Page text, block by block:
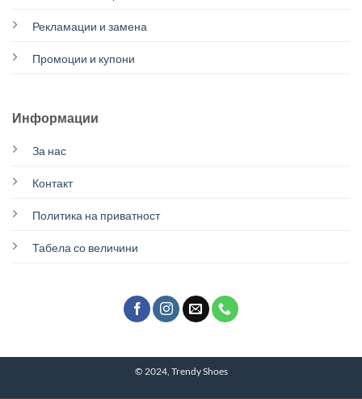
Рекламации и замена
Промоции и купони
Информации
За нас
Контакт
Политика на приватност
Табела со величини
© 2024, Trendy Shoes